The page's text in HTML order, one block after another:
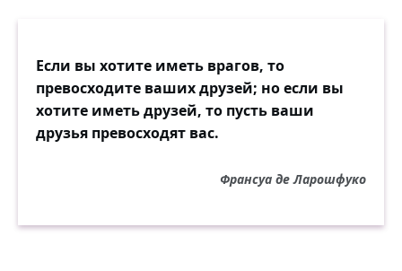
Если вы хотите иметь врагов, то
превосходите ваших друзей; но если вы
хотите иметь друзей, то пусть ваши
друзья превосходят вас.
Франсуа де Ларошфуко